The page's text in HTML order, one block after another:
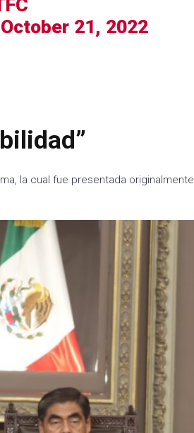
October 21, 2022
la cual fue presentada originalmente